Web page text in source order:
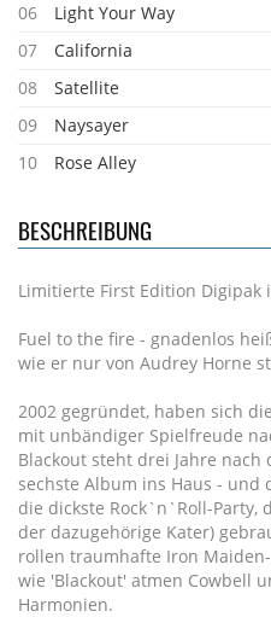
06
Light Your Way
07
California
08
Satellite
09
Naysayer
10
Rose Alley
BESCHREIBUNG
Limitierte First Edition Digipak
Fuel to the fire - gnadenlos
wie er nur von Audrey Horne
2002 gegründet, haben sich
mit unbändiger Spielfreude
Blackout steht drei Jahre nach
sechste Album ins Haus -
die dickste Rock`n`Roll-Party,
der dazugehörige Kater)
rollen traumhafte Iron Maiden-
wie 'Blackout' atmen Cowbell
Harmonien.